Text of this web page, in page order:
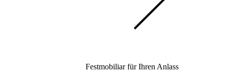
Festmobiliar für Ihren Anlass